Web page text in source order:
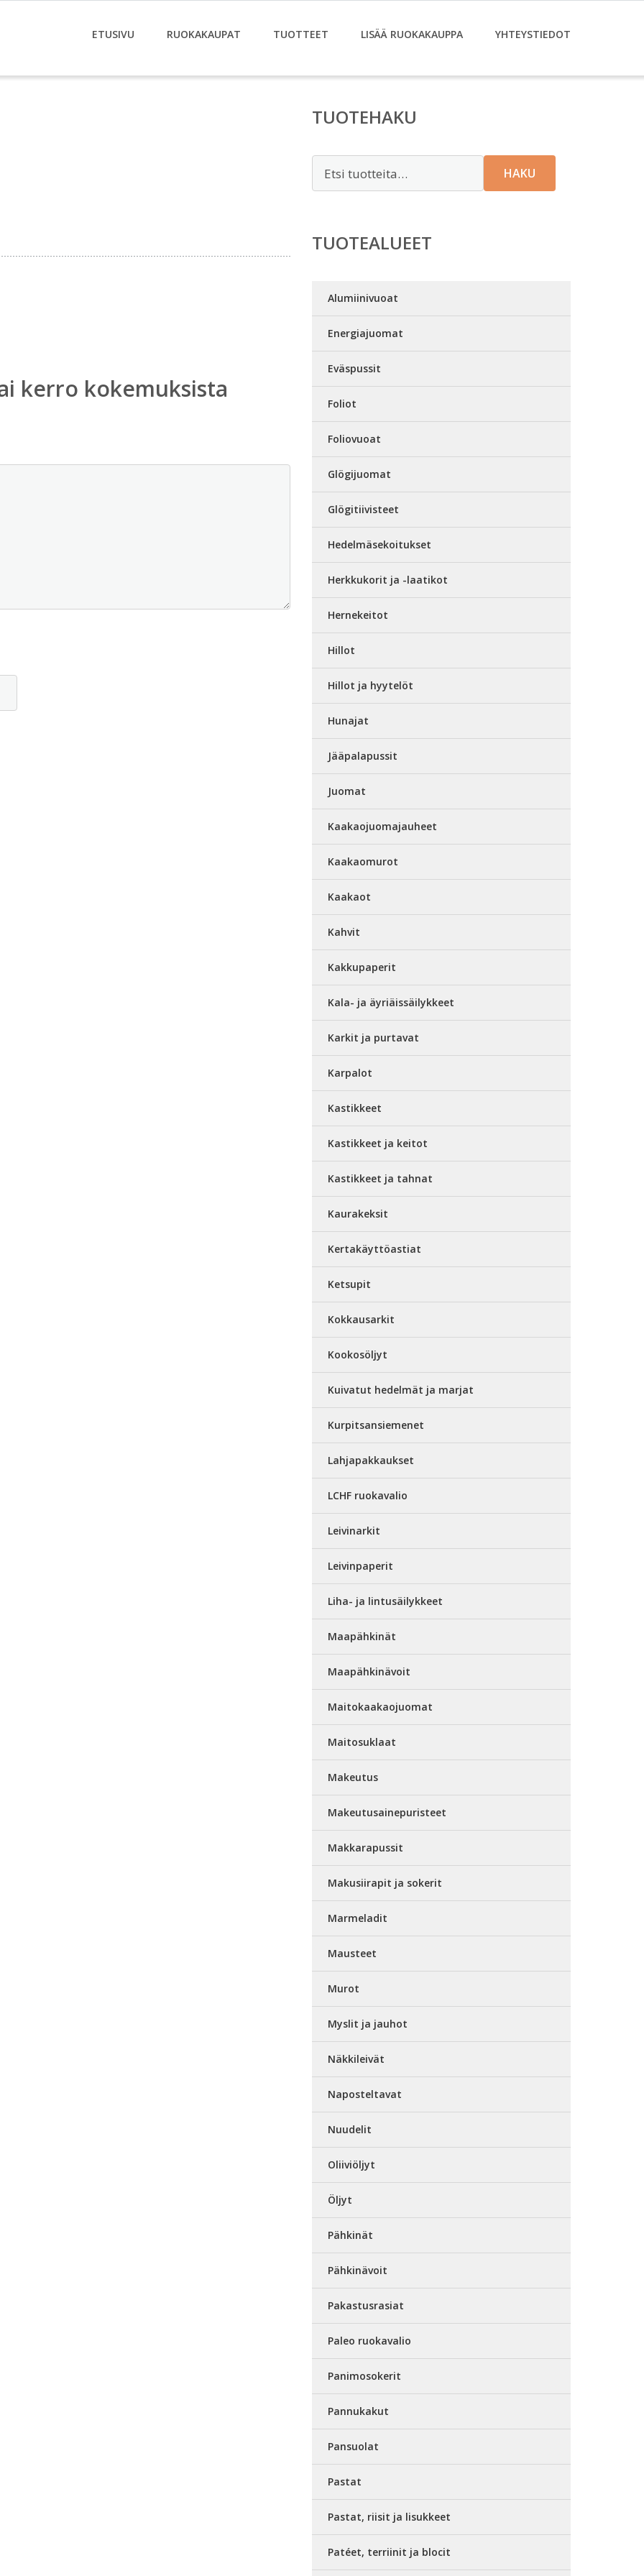
ETUSIVU RUOKAKAUPAT TUOTTEET LISÄÄ RUOKAKAUPPA YHTEYSTIEDOT
kerro kokemuksista
TUOTEHAKU
HAKU
TUOTEALUEET
Alumiinivuoat
Energiajuomat
Eväspussit
Foliot
Foliovuoat
Glögijuomat
Glögitiivisteet
Hedelmäsekoitukset
Herkkukorit ja -laatikot
Hernekeitot
Hillot
Hillot ja hyytelöt
Hunajat
Jääpalapussit
Juomat
Kaakaojuomajauheet
Kaakaomurot
Kaakaot
Kahvit
Kakkupaperit
Kala- ja äyriäissäilykkeet
Karkit ja purtavat
Karpalot
Kastikkeet
Kastikkeet ja keitot
Kastikkeet ja tahnat
Kaurakeksit
Kertakäyttöastiat
Ketsupit
Kokkausarkit
Kookosöljyt
Kuivatut hedelmät ja marjat
Kurpitsansiemenet
Lahjapakkaukset
LCHF ruokavalio
Leivinarkit
Leivinpaperit
Liha- ja lintusäilykkeet
Maapähkinät
Maapähkinävoit
Maitokaakaojuomat
Maitosuklaat
Makeutus
Makeutusainepuristeet
Makkarapussit
Makusiirapit ja sokerit
Marmeladit
Mausteet
Murot
Myslit ja jauhot
Näkkileivät
Naposteltavat
Nuudelit
Oliiviöljyt
Öljyt
Pähkinät
Pähkinävoit
Pakastusrasiat
Paleo ruokavalio
Panimosokerit
Pannukakut
Pansuolat
Pastat
Pastat, riisit ja lisukkeet
Patéet, terriinit ja blocit